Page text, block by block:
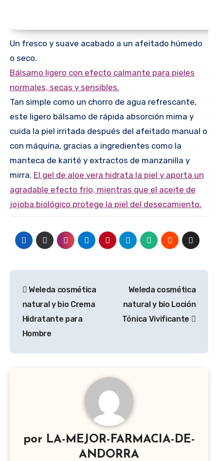
Un fresco y suave acabado a un afeitado húmedo
o seco.
Bálsamo ligero con efecto calmante para pieles
normales, secas y sensibles.
Tan simple como un chorro de agua refrescante,
este ligero bálsamo de rápida absorción mima y
cuida la piel irritada después del afeitado manual o
con máquina, gracias a ingredientes como la
manteca de karité y extractos de manzanilla y
mirra. El gel de aloe vera hidrata la piel y aporta un
agradable efecto frío, mientras que el aceite de
jojoba biológico protege la piel del desecamiento.
de
entradas
Weleda cosmética
natural y bio Crema
Hidratante para
Hombre
Weleda cosmética
natural y bio Loción
Tónica Vivificante
por LA-MEJOR-FARMACIA-DE-
ANDORRA